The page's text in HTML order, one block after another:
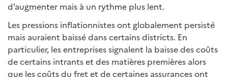
d’augmenter mais à un rythme plus lent.
Les pressions inflationnistes ont globalement persisté
mais auraient baissé dans certains districts. En
particulier, les entreprises signalent la baisse des coûts
de certains intrants et des matières premières alors
que les coûts du fret et de certaines assurances ont